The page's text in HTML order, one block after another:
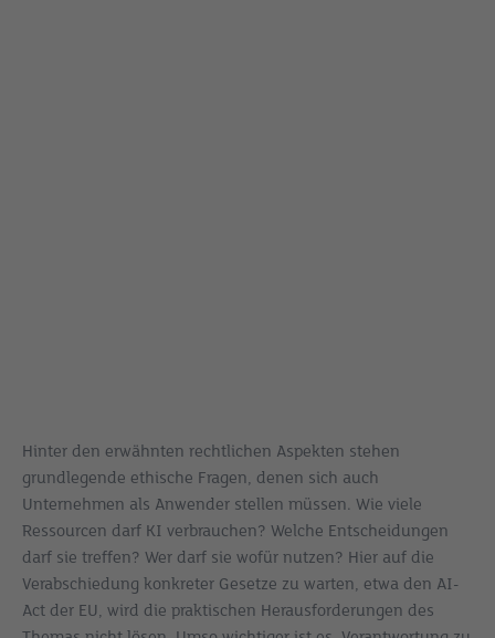
Hinter den erwähnten rechtlichen Aspekten stehen
grundlegende ethische Fragen, denen sich auch
Unternehmen als Anwender stellen müssen. Wie viele
Ressourcen darf KI verbrauchen? Welche Entscheidungen
darf sie treffen? Wer darf sie wofür nutzen? Hier auf die
Verabschiedung konkreter Gesetze zu warten, etwa den AI-
Act der EU, wird die praktischen Herausforderungen des